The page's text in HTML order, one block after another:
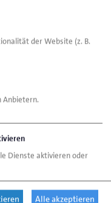
der Website (z. B.
Anbietern.
Dienste aktivieren oder
Alle akzeptieren